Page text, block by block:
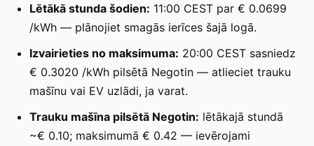
Lētākā stunda šodien: 11:00 CEST par € 0.0699
/kWh — plānojiet smagās ierīces šajā logā.
Izvairieties no maksimuma: 20:00 CEST sasniedz
€ 0.3020 /kWh pilsētā Negotin — atlieciet trauku
mašīnu vai EV uzlādi, ja varat.
Trauku mašīna pilsētā Negotin: lētākajā stundā
~€ 0.10; maksimumā € 0.42 — ievērojami